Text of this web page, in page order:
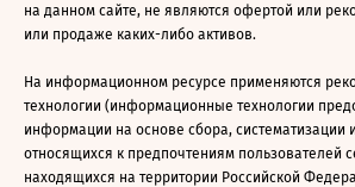
на данном сайте, не являются офертой или
или продаже каких-либо активов.
На информационном ресурсе применяются
технологии (информационные технологии
информации на основе сбора, систематизации
относящихся к предпочтениям пользователей
находящихся на территории Российской